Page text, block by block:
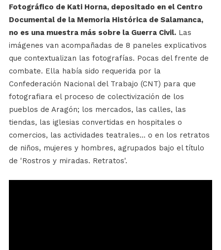
Fotográfico de Kati Horna, depositado en el Centro
Documental de la Memoria Histórica de Salamanca,
no es una muestra más sobre la Guerra Civil.Las
imágenes van acompañadas de 8 paneles explicativos
que contextualizan las fotografías. Pocas del frente de
combate. Ella había sido requerida por la
Confederación Nacional del Trabajo (CNT) para que
fotografiara el proceso de colectivización de los
pueblos de Aragón; los mercados, las calles, las
tiendas, las iglesias convertidas en hospitales o
comercios, las actividades teatrales... o en los retratos
de niños, mujeres y hombres, agrupados bajo el título
de 'Rostros y miradas. Retratos'.